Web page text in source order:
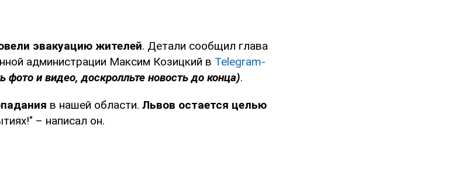
эвакуацию жителей. Детали сообщил глава
администрации Максим Козицкий в Telegram-
фото и видео, доскролльте новость до конца).
в нашей области. Львов остается целью
– написал он.